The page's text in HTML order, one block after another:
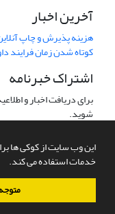
این وب سایت از کوکی ها
خدمات استفاده می کند.
آخرین اخبار
هزینه پذیرش و چاپ
کوتاه شدن زمان فرایند
اشتراک خبرنامه
برای دریافت اخبار و
شوید.
سامانه مدیریت نشریات